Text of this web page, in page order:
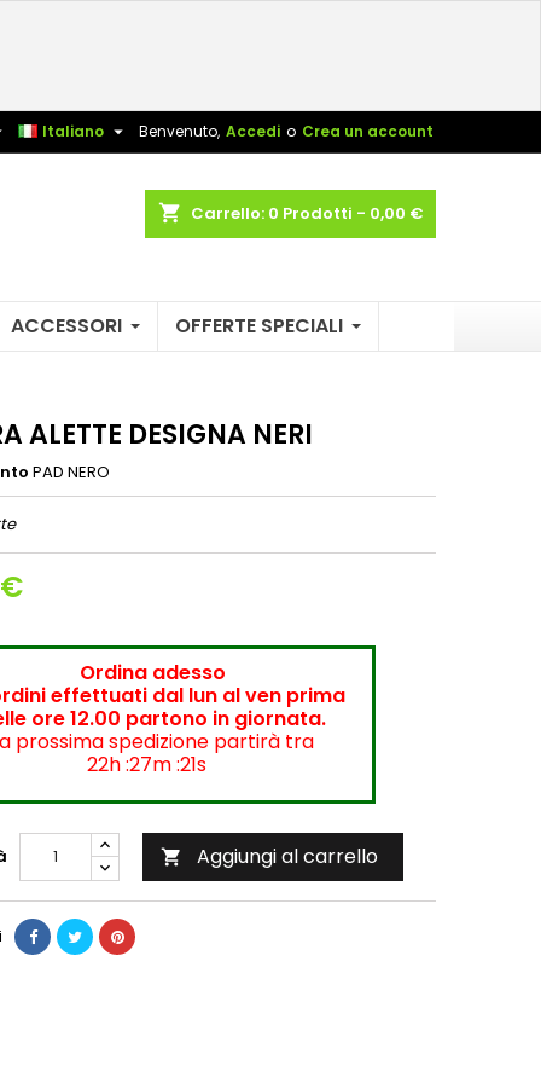
Benvenuto, Accedi o Crea un account
Italiano 
shopping_cart Carrello: 0 Prodotti - 0,00 €
ACCESSORI OFFERTE SPECIALI
ALETTE DESIGNA NERI
PAD NERO
Ordina adesso
effettuati dal lun al ven prima
ore 12.00 partono in giornata.
prossima spedizione partirà tra
22h :27m :21s
 Aggiungi al carrello